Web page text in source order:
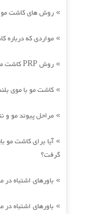
» روش های کاشت مو
» مواردی که درباره
» روش PRP کاشت مو یا ترمیم مو؟
» کاشت مو با موی
» مراحل پیوند مو و
»آیا برای کاشت مو
گرفت؟
» باورهای اشتباه
» باورهای اشتباه